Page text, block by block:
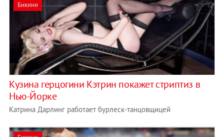
Бикини
Кузина герцогини Кэтрин покажет стриптиз в
Нью-Йорке
Катрина Дарлинг работает бурлеск-танцовщицей